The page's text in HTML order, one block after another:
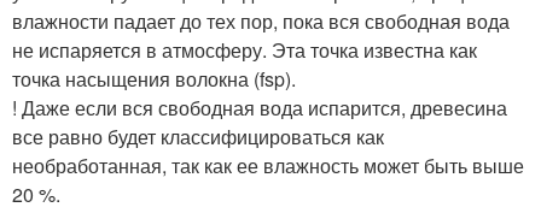
влажности падает до тех пор, пока вся свободная вода
не испаряется в атмосферу. Эта точка известна как
точка насыщения волокна (fsp).
! Даже если вся свободная вода испарится, древесина
все равно будет классифицироваться как
необработанная, так как ее влажность может быть выше
20 %.